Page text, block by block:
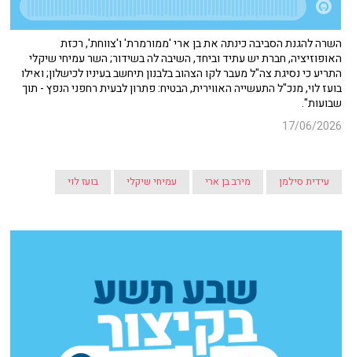
השרה להגנת הסביבה כינתה את בן ארי 'ממורמרת' ו'צווחת', רכזת
האופוזיציה, חברת יש עתיד וביחד, השיבה לה בשידור; השר עמיחי שיקלי
התריע כי נסיגת צה"ל מעבר לקו הצהוב בלבנון תיחשב בעיניו לכישלון; ואילו
בועז לוי, מנכ"ל התעשייה האווירית, הבטיח: פתרון לבעית רחפני הנפץ - תוך
שבועות".
17/06/2026
עידית סילמן מירב בן ארי עמיחי שיקלי בועז לוי